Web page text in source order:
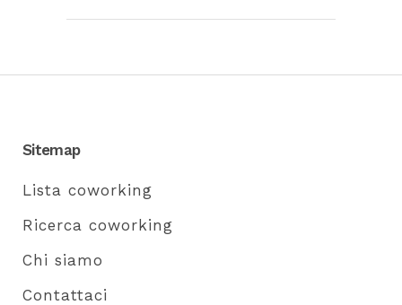
Sitemap
Lista coworking
Ricerca coworking
Chi siamo
Contattaci